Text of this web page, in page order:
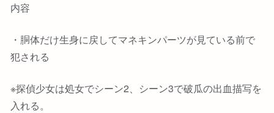
内容
・胴体だけ生身に戻してマネキンパーツが見ている前で
犯される
※探偵少女は処女でシーン2、シーン3で破瓜の出血描写を
入れる。